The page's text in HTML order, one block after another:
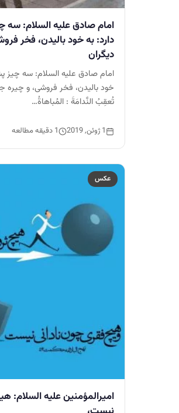
امام صادق عليه السلام: سه
دارد: به خود باليدن، فخر
ديگران
امام صادق عليه السلام: سه چيز
خود باليدن، فخر فروشى، و چيره
تُعقِبُ النَّدامَةَ : المُباهاةُ…
1 ژوئن, 2019 1 دقیقه مطالعه
عکس
امیرالمؤمنین علیه السلام: